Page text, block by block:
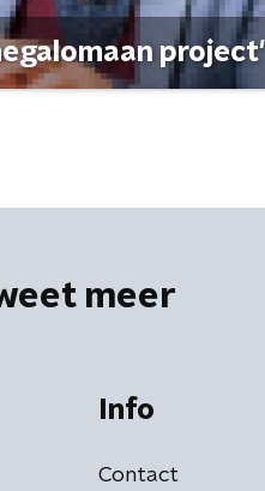
project'
meer
Info
Contact